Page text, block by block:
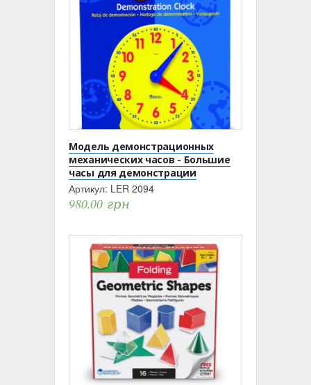
Модель демонстрационных
механических часов - Большие
часы для демонстрации
Артикул: LER 2094
980.00 грн